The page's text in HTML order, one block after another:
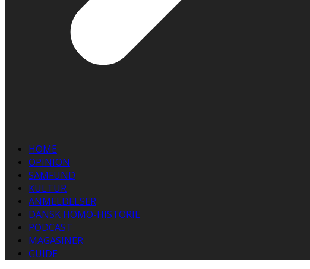
HOME
OPINION
SAMFUND
KULTUR
ANMELDELSER
DANSK HOMO-HISTORIE
PODCAST
MAGASINER
GUIDE